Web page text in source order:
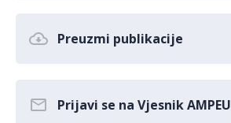
Preuzmi publikacije
Prijavi se na Vjesnik AMPEU